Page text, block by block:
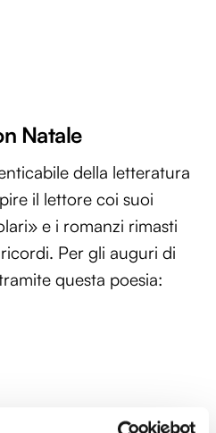
Natale
della letteratura
il lettore coi suoi
e i romanzi rimasti
Per gli auguri di
questa poesia: